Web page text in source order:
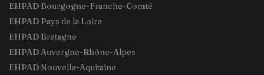
EHPAD Bourgogne-Franche-Comté
EHPAD Pays de la Loire
EHPAD Bretagne
EHPAD Auvergne-Rhône-Alpes
EHPAD Nouvelle-Aquitaine